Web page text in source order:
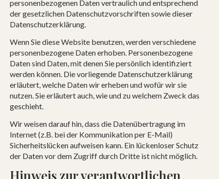
personenbezogenen Daten vertraulich und entsprechend
der gesetzlichen Datenschutzvorschriften sowie dieser
Datenschutzerklärung.
Wenn Sie diese Website benutzen, werden verschiedene
personenbezogene Daten erhoben. Personenbezogene
Daten sind Daten, mit denen Sie persönlich identifiziert
werden können. Die vorliegende Datenschutzerklärung
erläutert, welche Daten wir erheben und wofür wir sie
nutzen. Sie erläutert auch, wie und zu welchem Zweck das
geschieht.
Wir weisen darauf hin, dass die Datenübertragung im
Internet (z.B. bei der Kommunikation per E-Mail)
Sicherheitslücken aufweisen kann. Ein lückenloser Schutz
der Daten vor dem Zugriff durch Dritte ist nicht möglich.
Hinweis zur verantwortlichen